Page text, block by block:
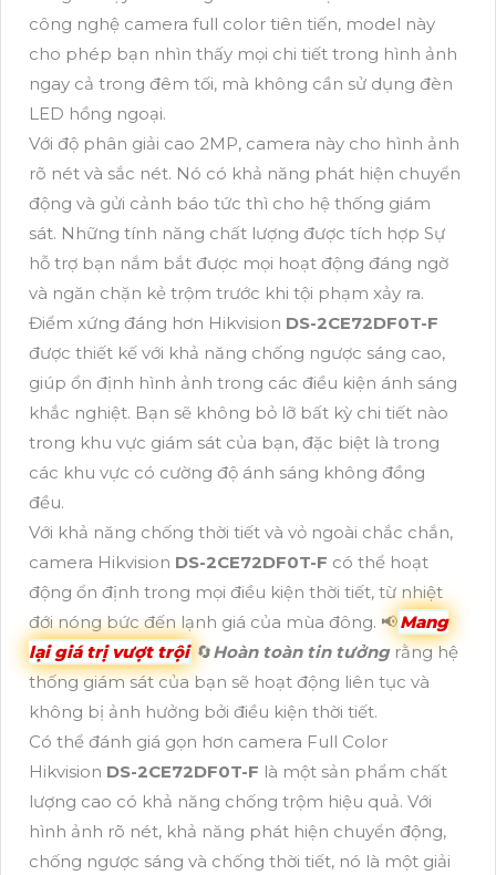
công nghệ camera full color tiên tiến, model này
cho phép bạn nhìn thấy mọi chi tiết trong hình ảnh
ngay cả trong đêm tối, mà không cần sử dụng đèn
LED hồng ngoại.
Với độ phân giải cao 2MP, camera này cho hình ảnh
rõ nét và sắc nét. Nó có khả năng phát hiện chuyển
động và gửi cảnh báo tức thì cho hệ thống giám
sát. Những tính năng chất lượng được tích hợp Sự
hỗ trợ bạn nắm bắt được mọi hoạt động đáng ngờ
và ngăn chặn kẻ trộm trước khi tội phạm xảy ra.
Điểm xứng đáng hơn Hikvision DS-2CE72DF0T-F
được thiết kế với khả năng chống ngược sáng cao,
giúp ổn định hình ảnh trong các điều kiện ánh sáng
khắc nghiệt. Bạn sẽ không bỏ lỡ bất kỳ chi tiết nào
trong khu vực giám sát của bạn, đặc biệt là trong
các khu vực có cường độ ánh sáng không đồng
đều.
Với khả năng chống thời tiết và vỏ ngoài chắc chắn,
camera Hikvision DS-2CE72DF0T-F có thể hoạt
động ổn định trong mọi điều kiện thời tiết, từ nhiệt
đới nóng bức đến lạnh giá của mùa đông. 📢Mang
lại giá trị vượt trội 🔄Hoàn toàn tin tưởngrằng hệ
thống giám sát của bạn sẽ hoạt động liên tục và
không bị ảnh hưởng bởi điều kiện thời tiết.
Có thể đánh giá gọn hơn camera Full Color
Hikvision DS-2CE72DF0T-F là một sản phẩm chất
lượng cao có khả năng chống trộm hiệu quả. Với
hình ảnh rõ nét, khả năng phát hiện chuyển động,
chống ngược sáng và chống thời tiết, nó là một giải